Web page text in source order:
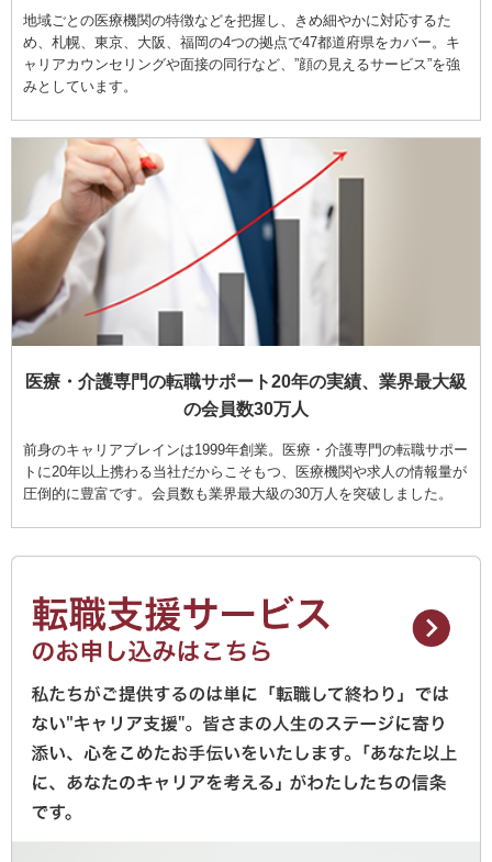
地域ごとの医療機関の特徴などを把握し、きめ細やかに対応するた
め、札幌、東京、大阪、福岡の4つの拠点で47都道府県をカバー。キ
ャリアカウンセリングや面接の同行など、”顔の見えるサービス”を強
みとしています。
医療・介護専門の転職サポート20年の実績、業界最大級
の会員数30万人
前身のキャリアブレインは1999年創業。医療・介護専門の転職サポー
トに20年以上携わる当社だからこそもつ、医療機関や求人の情報量が
圧倒的に豊富です。会員数も業界最大級の30万人を突破しました。